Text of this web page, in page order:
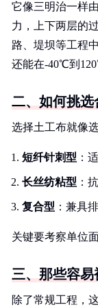
它像三明治一样
力，上下两层的
路、堤坝等工程
还能在-40℃到
二、如何挑选
选择土工布就像
短纤针刺型 ：
长丝纺粘型 ：
复合型 ：兼具
关键要考察单位
三、那些容易
除了常规工程，